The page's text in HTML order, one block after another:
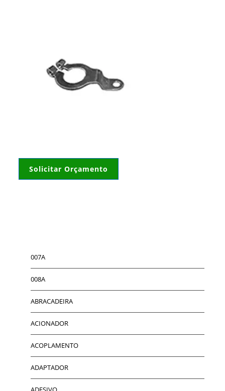
Solicitar Orçamento
007A
008A
ABRACADEIRA
ACIONADOR
ACOPLAMENTO
ADAPTADOR